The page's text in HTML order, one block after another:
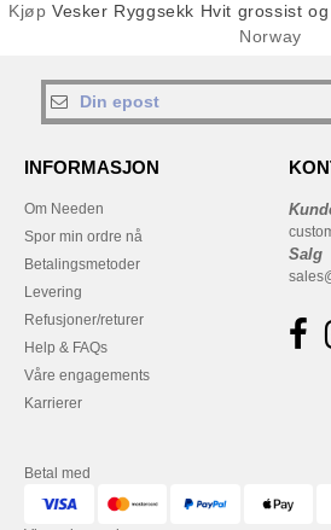
Kjøp Vesker Ryggsekk Hvit grossist
Norway
INFORMASJON
Om Needen
Spor min ordre nå
Betalingsmetoder
Levering
Refusjoner/returer
Help & FAQs
Våre engagements
Karrierer
Salg
Betal med